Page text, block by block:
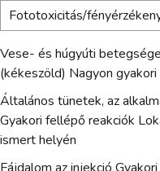
Fototoxicitás/
Vese- és húgyúti
(kékeszöld) Nagyon gyakori
Általános tünetek, az
Gyakori fellépő reakciók
ismert helyén